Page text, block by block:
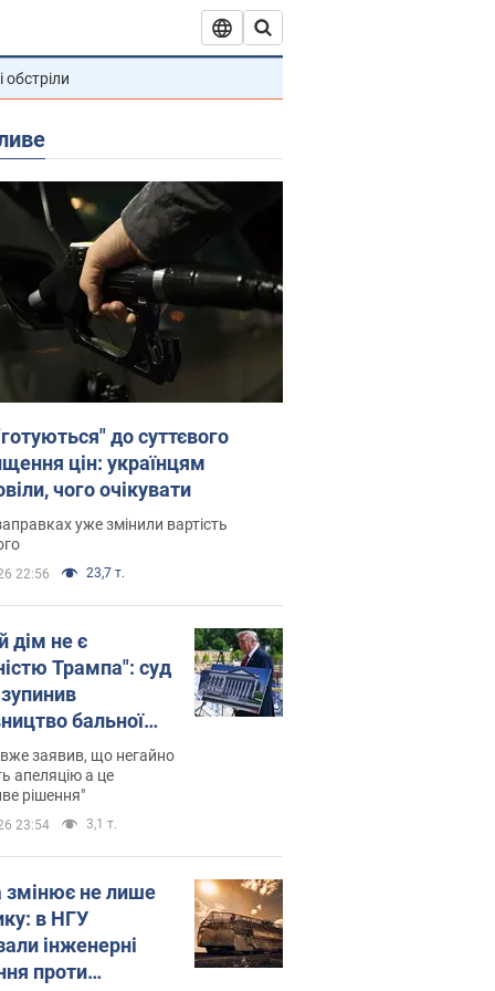
обстріли
до суттєвого
цін: українцям
чого очікувати
уже змінили вартість
22:56 23,7 т.
дім не є
Трампа": суд
бальної
$400 млн
заявив, що негайно
апеляцію а це
рішення"
23:54 3,1 т.
змінює не лише
в НГУ
інженерні
проти